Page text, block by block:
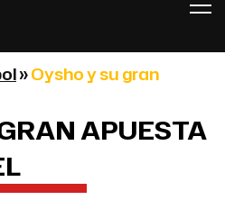
»Oysho y su gran
APUESTA